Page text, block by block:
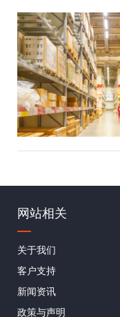
网站相关
关于我们
客户支持
新闻资讯
政策与声明